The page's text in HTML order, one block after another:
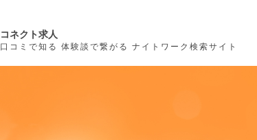
コネクト求人
口コミで知る 体験談で繋がる ナイトワーク検索サイト